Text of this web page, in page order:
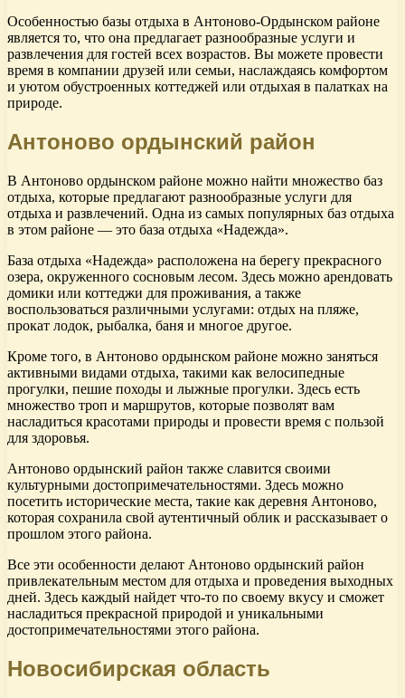
Особенностью базы отдыха в Антоново-Ордынском районе
является то, что она предлагает разнообразные услуги и
развлечения для гостей всех возрастов. Вы можете провести
время в компании друзей или семьи, наслаждаясь комфортом
и уютом обустроенных коттеджей или отдыхая в палатках на
природе.
Антоново ордынский район
В Антоново ордынском районе можно найти множество баз
отдыха, которые предлагают разнообразные услуги для
отдыха и развлечений. Одна из самых популярных баз отдыха
в этом районе — это база отдыха «Надежда».
База отдыха «Надежда» расположена на берегу прекрасного
озера, окруженного сосновым лесом. Здесь можно арендовать
домики или коттеджи для проживания, а также
воспользоваться различными услугами: отдых на пляже,
прокат лодок, рыбалка, баня и многое другое.
Кроме того, в Антоново ордынском районе можно заняться
активными видами отдыха, такими как велосипедные
прогулки, пешие походы и лыжные прогулки. Здесь есть
множество троп и маршрутов, которые позволят вам
насладиться красотами природы и провести время с пользой
для здоровья.
Антоново ордынский район также славится своими
культурными достопримечательностями. Здесь можно
посетить исторические места, такие как деревня Антоново,
которая сохранила свой аутентичный облик и рассказывает о
прошлом этого района.
Все эти особенности делают Антоново ордынский район
привлекательным местом для отдыха и проведения выходных
дней. Здесь каждый найдет что-то по своему вкусу и сможет
насладиться прекрасной природой и уникальными
достопримечательностями этого района.
Новосибирская область